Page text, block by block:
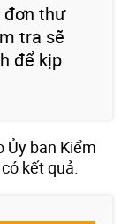
đơn thư
tra sẽ
để kịp
Ủy ban Kiểm
kết quả.